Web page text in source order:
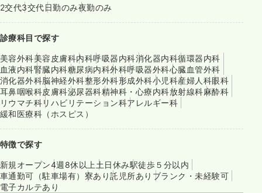
2交代3交代日勤のみ夜勤のみ
診療科目で探す
美容外科美容皮膚科内科呼吸器内科消化器内科循環器内科
血液内科腎臓内科糖尿病内科外科呼吸器外科心臓血管外科
消化器外科脳神経外科整形外科形成外科小児科産婦人科眼科
耳鼻咽喉科皮膚科泌尿器科精神科・心療内科放射線科麻酔科
リウマチ科リハビリテーション科アレルギー科
緩和医療科（ホスピス）
特徴で探す
新規オープン4週8休以上土日休み駅徒歩５分以内
車通勤可（駐車場有） 寮あり託児所あり ブランク・未経験可
電子カルテあり